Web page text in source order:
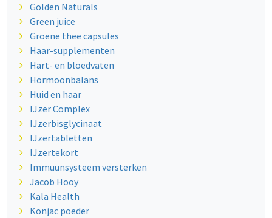
Golden Naturals
Green juice
Groene thee capsules
Haar-supplementen
Hart- en bloedvaten
Hormoonbalans
Huid en haar
IJzer Complex
IJzerbisglycinaat
IJzertabletten
IJzertekort
Immuunsysteem versterken
Jacob Hooy
Kala Health
Konjac poeder